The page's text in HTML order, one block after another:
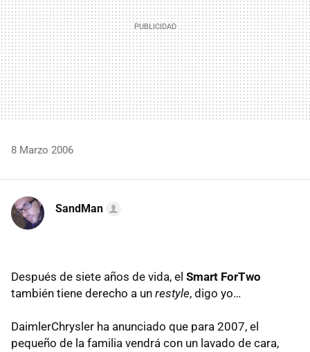
8 Marzo 2006
SandMan
Después de siete años de vida, el Smart ForTwo
también tiene derecho a un restyle, digo yo…
DaimlerChrysler ha anunciado que para 2007, el
pequeño de la familia vendrá con un lavado de cara,